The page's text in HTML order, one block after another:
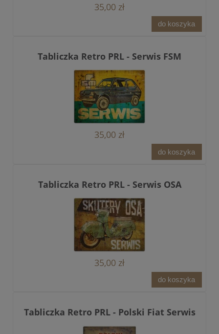
35,00 zł
do koszyka
Tabliczka Retro PRL - Serwis FSM
35,00 zł
do koszyka
Tabliczka Retro PRL - Serwis OSA
35,00 zł
do koszyka
Tabliczka Retro PRL - Polski Fiat Serwis